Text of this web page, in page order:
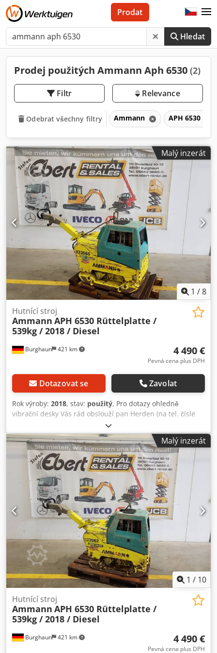
Hledat
Prodat
Prodej použitých Ammann Aph 6530 (2)
Filtr Relevance
Odebrat všechny filtry Ammann APH 6530
Malý inzerát
1 /8
Burghaun 421 km
Hutnící stroj
Ammann APH 6530 Rüttelplatte /
539kg / 2018 / Diesel
4 490 €
Pevná cena plus DPH
Dotazovat se Zavolat
Rok výroby: 2018, stav: použitý, Pro dotazy ohledně
vibrační desky Vás rád obslouží pan Herden (na tel. čísle
...). Ammann APH 6530 vibrační deska, rok výroby: 2018,
provozní hmotnost: 539 kg, pracovní šířka: 700 mm,
elektrický start, motor: Hatz Diesel [10,1 kW/14 k], ihned
připravena k použití. Cena: 4.490,00 € bez DPH / 5.343,10 €
vč. DPH Vibrační deska se prodává bez kliky. Na přání Vám
připravíme i nabídku financování. Jsme oficiálním
prodejním a servisním partnerem značek: - Westtech -
Gierking GMT - OilQuick - Weber MT - Holp - DMS - Seppi
M. - Magni teleskopické nakladače Chodpfoymi Iijx Ah Eja -
JCB stavební stroje - Mercedes-Benz - Iveco Navíc jsme s
800 ojetými vozidly jedním z největších prodejců užitkových
vozidel v Německu. Dodáváme kompletní sortiment Weber
MT! Chyby a mezitímní prodej vyhrazeny. = Další informace
= Suchá hmotnost: 539 kg Pro další informace kontaktujte
Marius Herden.
Malý inzerát
1 / 10
Burghaun 421 km
Hutnící stroj
Ammann APH 6530 Rüttelplatte /
539kg / 2018 / Diesel
4 490 €
Pevná cena plus DPH